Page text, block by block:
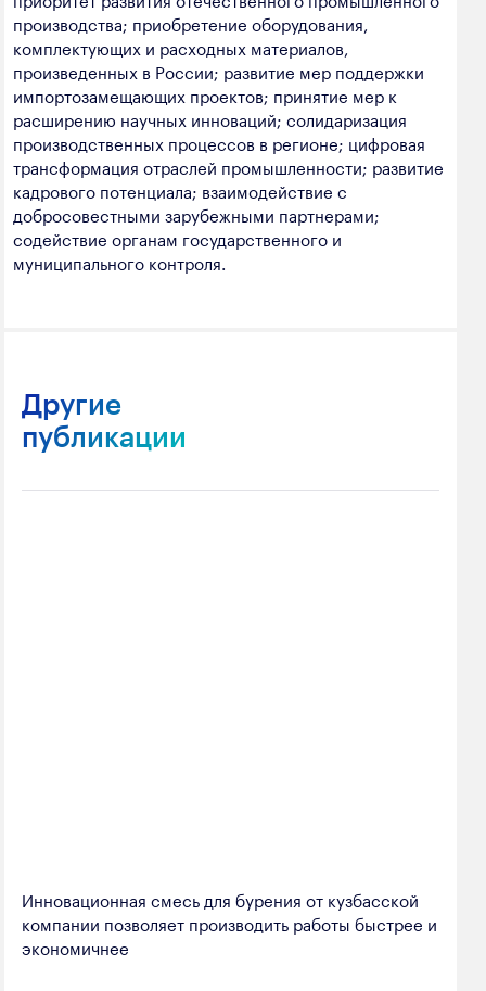
производства; приобретение оборудования,
комплектующих и расходных материалов,
произведенных в России; развитие мер поддержки
импортозамещающих проектов; принятие мер к
расширению научных инноваций; солидаризация
производственных процессов в регионе; цифровая
трансформация отраслей промышленности; развитие
кадрового потенциала; взаимодействие с
добросовестными зарубежными партнерами;
содействие органам государственного и
муниципального контроля.
Другие
публикации
Инновационная смесь для бурения от кузбасской
компании позволяет производить работы быстрее и
экономичнее